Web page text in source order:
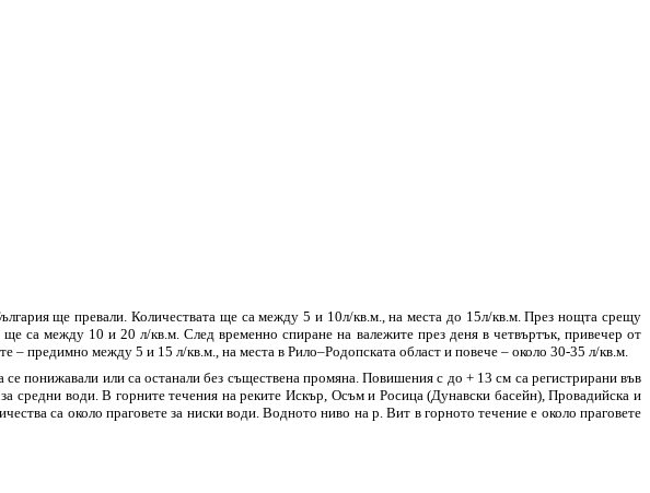
ще превали. Количествата ще са между 5 и 10л/кв.м., на места до 15л/кв.м. През нощта срещу
са между 10 и 20 л/кв.м. След временно спиране на валежите през деня в четвъртък, привечер от
– предимно между 5 и 15 л/кв.м., на места в Рило–Родопската област и повече – около 30-35 л/кв.м.
понижавали или са останали без съществена промяна. Повишения с до + 13 см са регистрирани във
средни води. В горните течения на реките Искър, Осъм и Росица (Дунавски басейн), Провадийска и
са около праговете за ниски води. Водното ниво на р. Вит в горното течение е около праговете